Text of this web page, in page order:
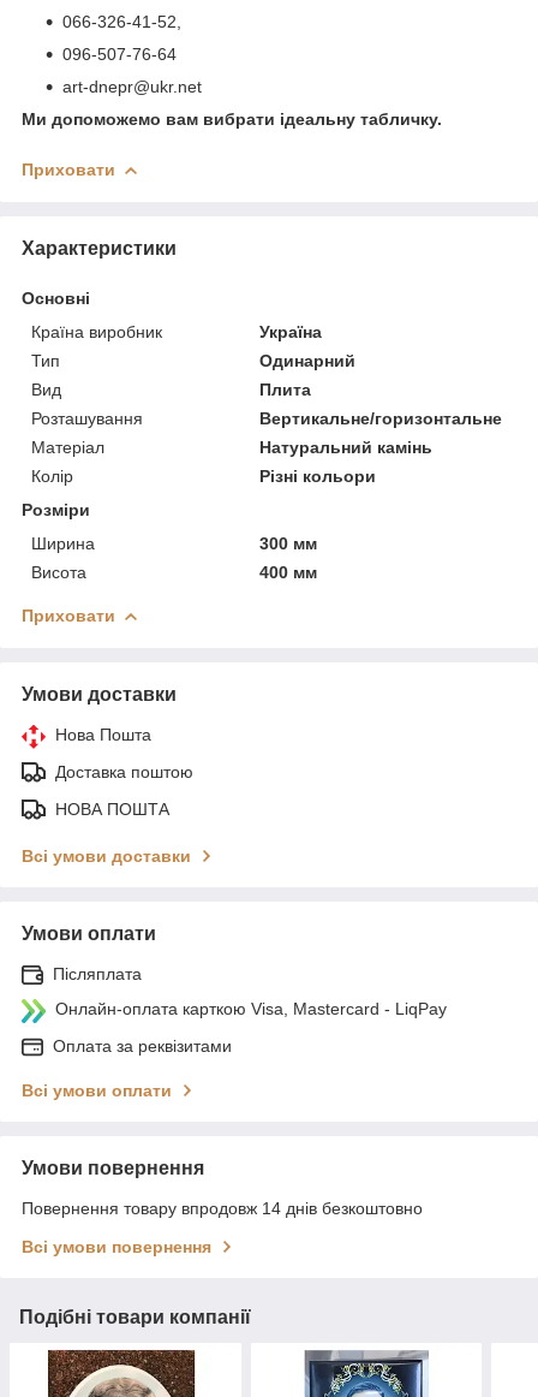
066-326-41-52,
096-507-76-64
art-dnepr@ukr.net
Ми допоможемо вам вибрати ідеальну табличку.
Приховати
Характеристики
Основні
Країна виробник
Україна
Тип
Одинарний
Вид
Плита
Розташування
Вертикальне/горизонтальне
Матеріал
Натуральний камінь
Колір
Різні кольори
Розміри
Ширина
300 мм
Висота
400 мм
Приховати
Умови доставки
Нова Пошта
Доставка поштою
НОВА ПОШТА
Всі умови доставки
Умови оплати
Післяплата
Онлайн-оплата карткою Visa, Mastercard - LiqPay
Оплата за реквізитами
Всі умови оплати
Умови повернення
Повернення товару впродовж 14 днів безкоштовно
Всі умови повернення
Подібні товари компанії